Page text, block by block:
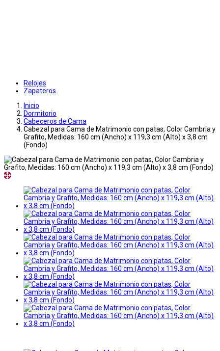
Relojes
Zapateros
Inicio
Dormitorio
Cabeceros de Cama
Cabezal para Cama de Matrimonio con patas, Color Cambria y
Grafito, Medidas: 160 cm (Ancho) x 119,3 cm (Alto) x 3,8 cm
(Fondo)